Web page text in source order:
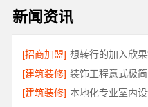
新闻资讯
[招商加盟] 想转行的加入欣
[建筑装修] 装饰工程意式极
[建筑装修]